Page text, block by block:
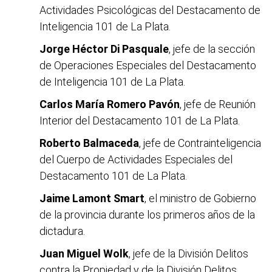
Actividades Psicológicas del Destacamento de
Inteligencia 101 de La Plata.
Jorge Héctor Di Pasquale, jefe de la sección
de Operaciones Especiales del Destacamento
de Inteligencia 101 de La Plata.
Carlos María Romero Pavón, jefe de Reunión
Interior del Destacamento 101 de La Plata.
Roberto Balmaceda, jefe de Contrainteligencia
del Cuerpo de Actividades Especiales del
Destacamento 101 de La Plata.
Jaime Lamont Smart, el ministro de Gobierno
de la provincia durante los primeros años de la
dictadura.
Juan Miguel Wolk, jefe de la División Delitos